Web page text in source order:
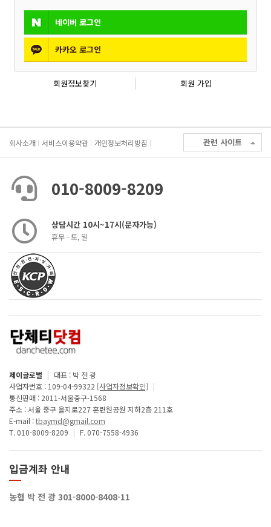
네이버 로그인
카카오 로그인
회원정보찾기 회원 가입
회사소개 서비스이용약관 개인정보처리방침 관련 사이트
010-8009-8209
상담시간 10시~17시(문자가능)
휴무 - 토, 일
제이글로벌 | 대표 : 박 전 광
사업자번호 : 109-04-99322 [사업자정보확인] |
통신판매 : 2011-서울중구-1568
주소 : 서울 중구 을지로227 훈련원공원 지하2층 211호
E-mail :tbaymd@gmail.com
T. 010-8009-8209 | F. 070-7558-4936
입금계좌 안내
농협 박 전 광 301-8000-8408-11